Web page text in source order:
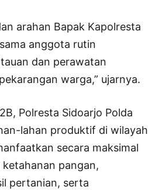
arahan Bapak Kapolresta
anggota rutin
dan perawatan
warga,” ujarnya.
Polresta Sidoarjo Polda
lahan produktif di wilayah
secara maksimal
pangan,
pertanian, serta